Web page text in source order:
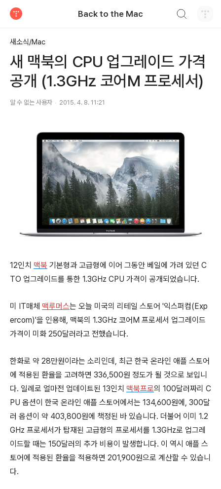
Back to the Mac
새소식/Mac
새 맥북의 CPU 업그레이드 가격
공개 (1.3GHz 코어M 프로세서)
알 수 없는 사용자 2015. 4. 8. 11:21
12인치 맥북 기본형과 고급형에 이어 그동안 베일에 가려 있던 C
TO 업그레이드를 통한 1.3GHz CPU 가격이 공개되었습니다.
미 IT매체 맥루머스는 오늘 미국의 리테일 스토어 '익스퍼컴(Exp
ercom)'을 인용해, 맥북의 1.3GHz 코어M 프로세서 업그레이드
가격이 미화 250달러라고 전했습니다.
한화로 약 28만원이라는 소리인데, 최근 한국 온라인 애플 스토어
에 적용된 환율을 고려하면 336,500원 정도가 될 것으로 보입니
다. 일례로 얼마전 업데이트된 13인치 맥북프로의 100달러짜리 C
PU 옵션이 한국 온라인 애플 스토어에서는 134,600원에, 300달
러 옵션이 약 403,800원에 책정된 바 있습니다. 더불어 이미 1.2
GHz 프로세서가 탑재된 고급형의 프로세서를 1.3GHz로 업그레
이드할 때는 150달러의 추가 비용이 발생합니다. 이 역시 애플 스
토어에 적용된 환율을 적용하면 201,900원으로 계산할 수 있습니
다.